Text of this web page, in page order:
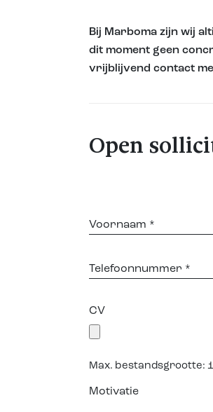
Bij Marboma zijn wij
dit moment geen
vrijblijvend contact
Open
Voornaam
Telefoonnummer
CV
Max. bestandsgrootte: 1
Motivatie